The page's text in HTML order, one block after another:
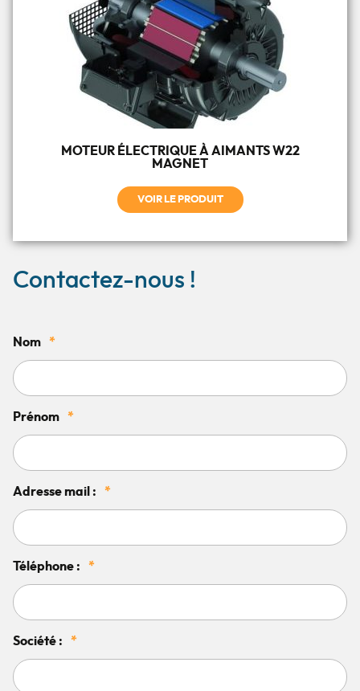
MOTEUR ÉLECTRIQUE À AIMANTS W22
MAGNET
VOIR LE PRODUIT
Contactez-nous !
Nom *
Prénom *
Adresse mail : *
Téléphone : *
Société : *